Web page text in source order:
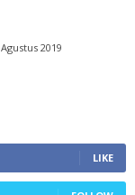
2019
LIKE